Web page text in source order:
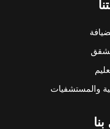
والمستشفيات